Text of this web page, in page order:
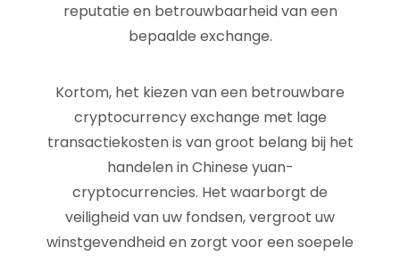
reputatie en betrouwbaarheid van een
bepaalde exchange.
Kortom, het kiezen van een betrouwbare
cryptocurrency exchange met lage
transactiekosten is van groot belang bij het
handelen in Chinese yuan-
cryptocurrencies. Het waarborgt de
veiligheid van uw fondsen, vergroot uw
winstgevendheid en zorgt voor een soepele